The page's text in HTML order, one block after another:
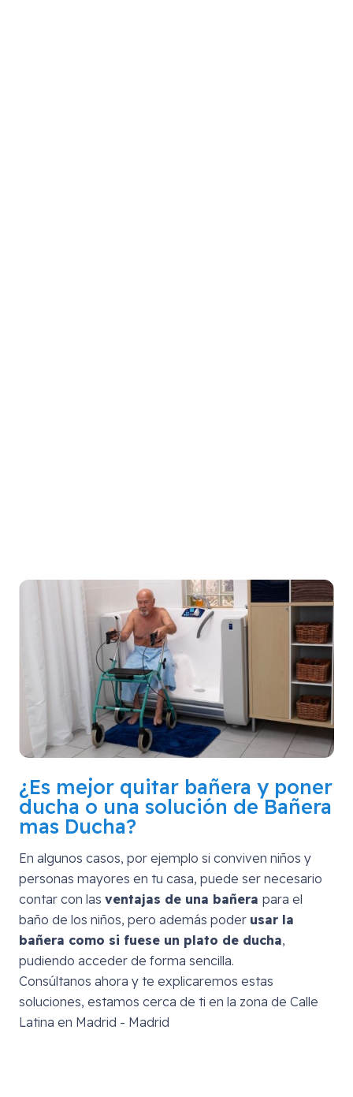
¿Es mejor quitar bañera y poner
ducha o una solución de Bañera
mas Ducha?
En algunos casos, por ejemplo si conviven niños y
personas mayores en tu casa, puede ser necesario
contar con las ventajas de una bañera para el
baño de los niños, pero además poder usar la
bañera como si fuese un plato de ducha,
pudiendo acceder de forma sencilla.
Consúltanos ahora y te explicaremos estas
soluciones, estamos cerca de ti en la zona de Calle
Latina en Madrid - Madrid